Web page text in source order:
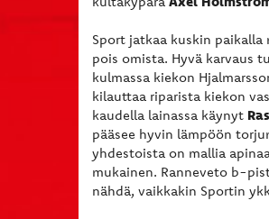
Sport jatkaa kuskin paikalla
pois omista. Hyvä karvaus
kulmassa kiekon
kilauttaa riparista kiekon
kaudella lainassa käynyt
pääsee hyvin lämpöön
yhdestoista on mallia
mukainen. Ranneveto b-
nähdä, vaikkakin Sportin